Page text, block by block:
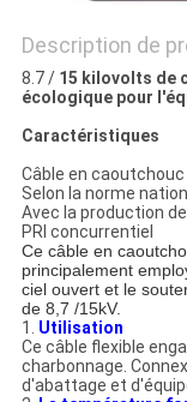
DU
SITE
POLITIQUE
DE
Description de
8.7 / 15 kilovolts de
écologique pour
Caractéristiques
Câble en
Selon la norme
Avec la production
PRI concurrentiel
Ce câble en
principalement
ciel ouvert et le
de 8,7 /15kV.
1. Utilisation
Ce câble flexible
charbonnage.
d'abattage et